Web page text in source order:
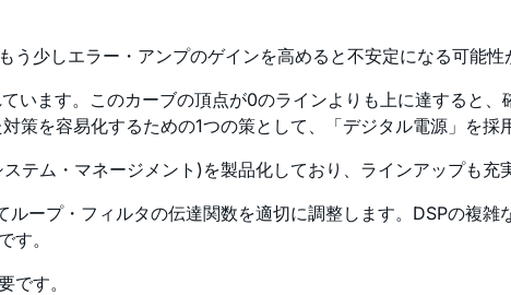
少しエラー・アンプのゲインを高めると不安定になる可能性
います。このカーブの頂点が0のラインよりも上に達すると
策を容易化するための1つの策として、「デジタル電源」を採
テム・マネージメント)を製品化しており、ラインアップも充
ープ・フィルタの伝達関数を適切に調整します。DSPの複
す。
です。